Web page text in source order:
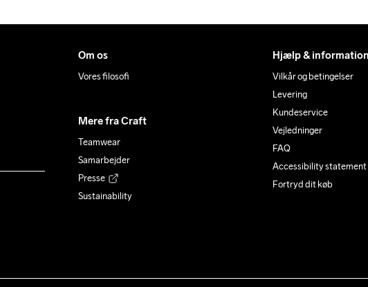
Om os
Vores filosofi
Mere fra Craft
Teamwear
Samarbejder
Presse
Sustainability
Hjælp & information
Vilkår og betingelser
Levering
Kundeservice
Vejledninger
FAQ
Accessibility statement
Fortryd dit køb